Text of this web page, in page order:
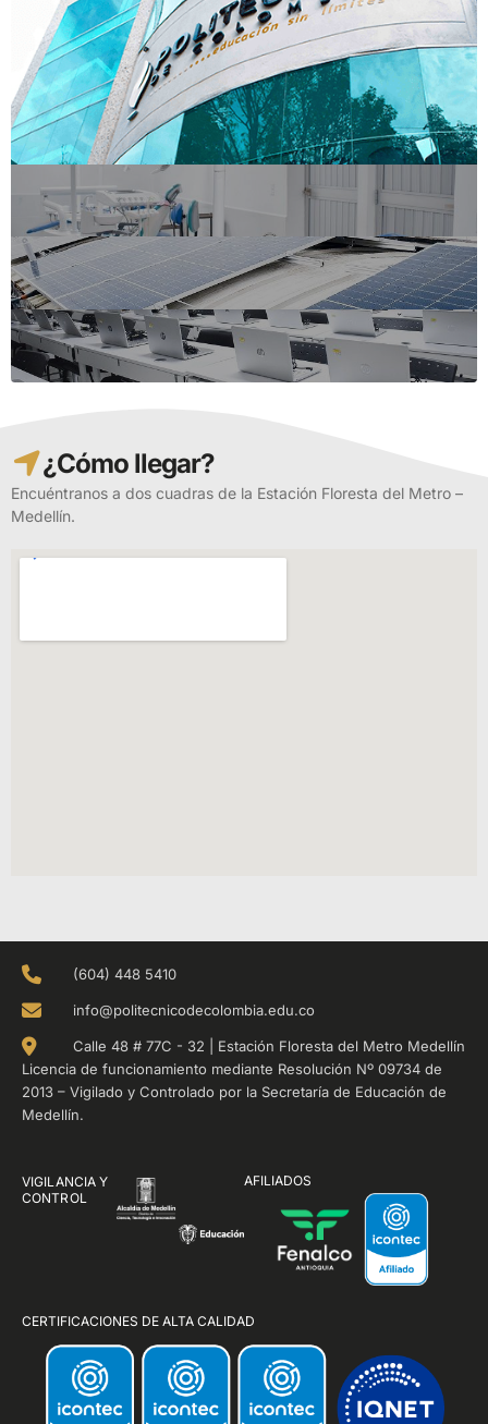
¿Cómo llegar?
Encuéntranos a dos cuadras de la Estación Floresta del Metro –
Medellín.
(604) 448 5410
info@politecnicodecolombia.edu.co
Calle 48 # 77C - 32 | Estación Floresta del Metro Medellín
Licencia de funcionamiento mediante Resolución Nº 09734 de
2013 – Vigilado y Controlado por la Secretaría de Educación de
Medellín.
VIGILANCIA Y
CONTROL
AFILIADOS
CERTIFICACIONES DE ALTA CALIDAD